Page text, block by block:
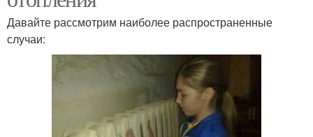
Давайте рассмотрим наиболее распространенные
случаи: